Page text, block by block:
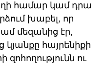
համար կամ դրա
խաբել, որ
մեզանից էր,
կյանքը հայրենիքի
ու